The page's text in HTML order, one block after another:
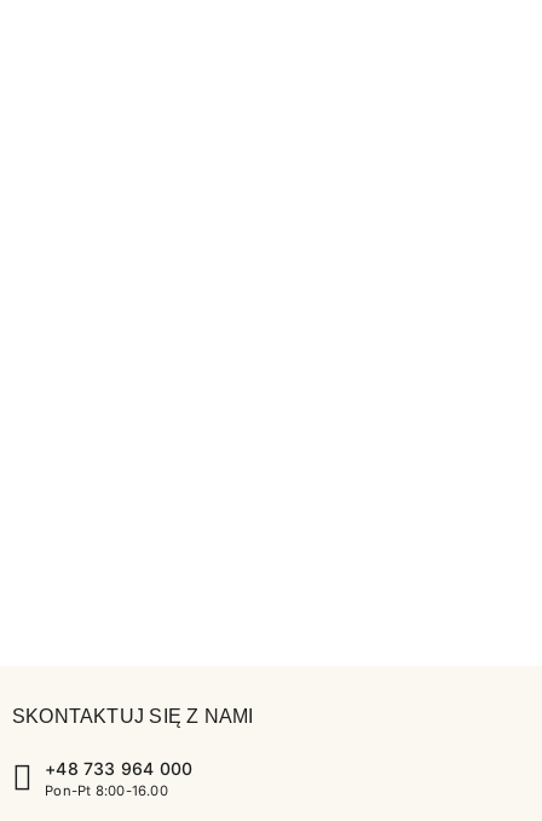
SKONTAKTUJ SIĘ Z NAMI
+48 733 964 000
Pon-Pt 8:00-16.00